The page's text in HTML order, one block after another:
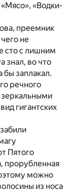
«Водки-
преемник
не
сто с лишним
знал, во что
бы заплакал.
речного
зеркальными
гигантских
Пятого
прорубленная
можно
из носа